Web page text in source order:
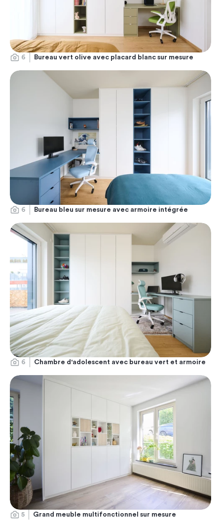
6 Bureau vert olive avec placard blanc sur mesure
6 Bureau bleu sur mesure avec armoire intégrée
6 Chambre d'adolescent avec bureau vert et armoire
5 Grand meuble multifonctionnel sur mesure